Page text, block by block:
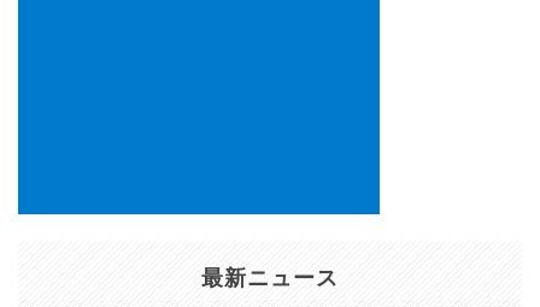
最新ニュース